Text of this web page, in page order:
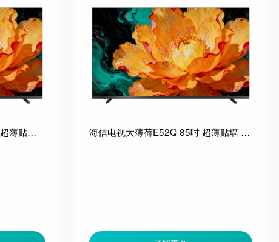
海信电视大薄荷E52Q 100吋 超薄贴墙 无倒影低反屏 前置回音壁 超画质U+MiniLED 壁纸电视 100E52Q 海信电视大薄荷E52Q 85吋 超薄贴墙 无倒影低反屏 前置回音壁 超画质U+MiniLED 壁纸电视 85E52Q
·